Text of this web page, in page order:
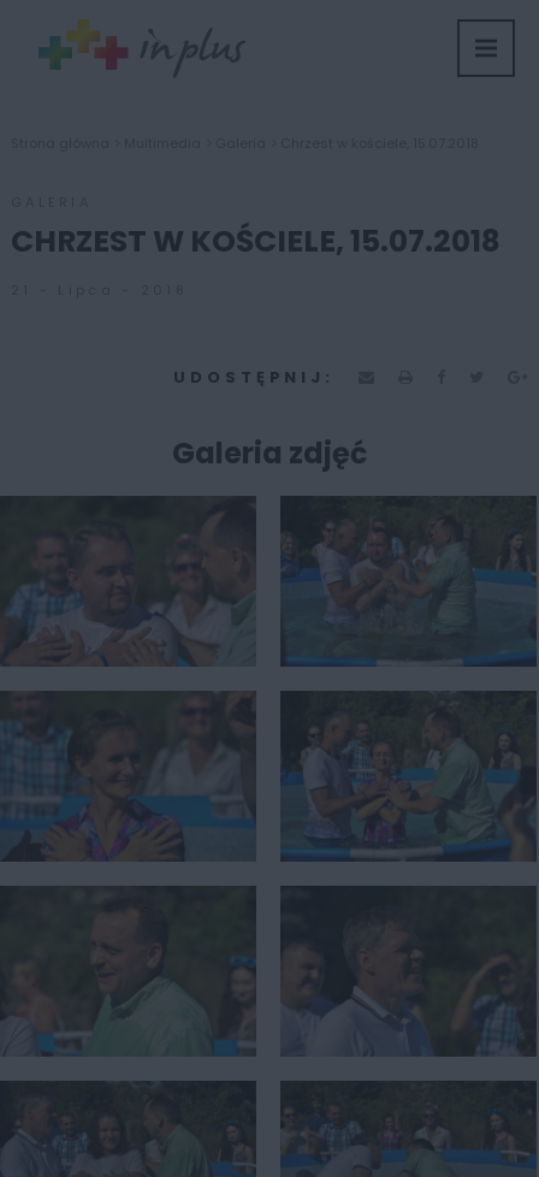
CHRZEST W KOŚCIELE, 15.07.2018
UDOSTĘPNIJ:
Galeria zdjęć